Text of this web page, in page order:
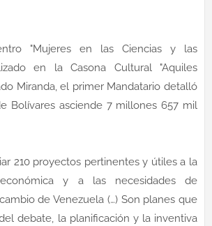
"Mujeres en las Ciencias y las
en la Casona Cultural "Aquiles
Miranda, el primer Mandatario detalló
Bolívares asciende 7 millones 657 mil
210 proyectos pertinentes y útiles a la
y a las necesidades de
de Venezuela (…) Son planes que
debate, la planificación y la inventiva